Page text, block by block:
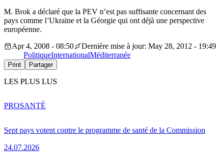
M. Brok a déclaré que la PEV n’est pas suffisante concernant des
pays comme l’Ukraine et la Géorgie qui ont déjà une perspective
européenne.
Apr 4, 2008 - 08:50
Dernière mise à jour: May 28, 2012 - 19:49
PolitiqueInternationalMéditerranée
Print Partager
LES PLUS LUS
Sept pays votent contre le programme de santé de la Commission
24.07.2026
PROSANTÉ